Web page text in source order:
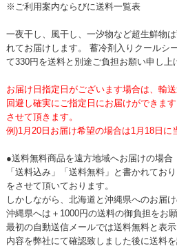
※ご利用案内ならびに送料一覧表
一夜干し、風干し、一汐物など超生鮮物
れてお届けします。 蓄冷剤入りクールシ
て330円を送料と別途ご負担お願い申し上
お届け日指定日がございます場合は、輸
回避し確実にご指定日にお届けができま
させて頂きます。
例)1月20日お届け希望の場合は1月18日に
●送料無料商品を遠方地域へお届けの場合
「送料込み」「送料無料」と書かれてお
をさせて頂いております。
しかしながら、北海道と沖縄県へのお届
沖縄県へは＋1000円の送料の御負担をお
最初の自動送信メールでは送料無料と表
内容を弊社にて確認致しました後に送料